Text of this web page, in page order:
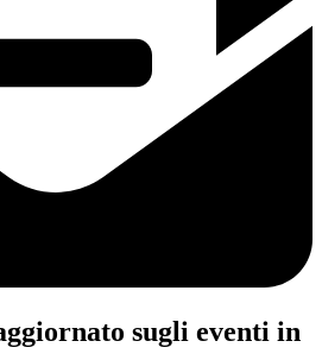
sugli eventi in